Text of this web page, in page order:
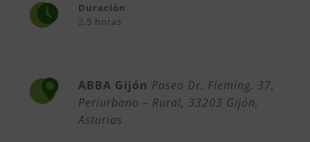
Duración
2,5 horas
ABBA Gijón Paseo Dr. Fleming, 37,
Periurbano – Rural, 33203 Gijón,
Asturias